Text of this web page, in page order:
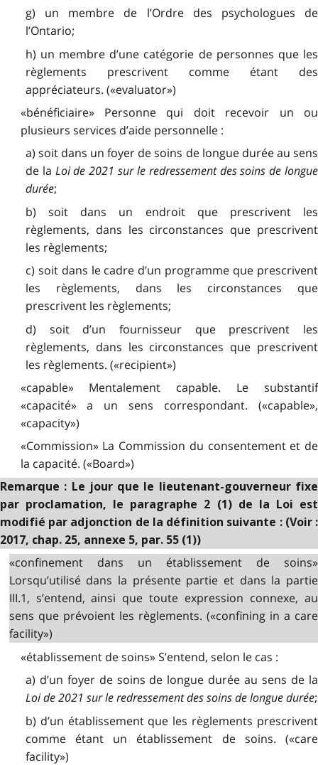
g) un membre de l’Ordre des psychologues de
l’Ontario;
h) un membre d’une catégorie de personnes que les
règlements prescrivent comme étant des
appréciateurs. («evaluator»)
«bénéficiaire» Personne qui doit recevoir un ou
plusieurs services d’aide personnelle :
a) soit dans un foyer de soins de longue durée au sens
de la Loi de 2021 sur le redressement des soins de longue
durée;
b) soit dans un endroit que prescrivent les
règlements, dans les circonstances que prescrivent
les règlements;
c) soit dans le cadre d’un programme que prescrivent
les règlements, dans les circonstances que
prescrivent les règlements;
d) soit d’un fournisseur que prescrivent les
règlements, dans les circonstances que prescrivent
les règlements. («recipient»)
«capable» Mentalement capable. Le substantif
«capacité» a un sens correspondant. («capable»,
«capacity»)
«Commission» La Commission du consentement et de
la capacité. («Board»)
Remarque : Le jour que le lieutenant-gouverneur fixe
par proclamation, le paragraphe 2 (1) de la Loi est
modifié par adjonction de la définition suivante : (Voir :
2017, chap. 25, annexe 5, par. 55 (1))
«confinement dans un établissement de soins»
Lorsqu’utilisé dans la présente partie et dans la partie
III.1, s’entend, ainsi que toute expression connexe, au
sens que prévoient les règlements. («confining in a care
facility»)
«établissement de soins» S’entend, selon le cas :
a) d’un foyer de soins de longue durée au sens de la
Loi de 2021 sur le redressement des soins de longue durée;
b) d’un établissement que les règlements prescrivent
comme étant un établissement de soins. («care
facility»)